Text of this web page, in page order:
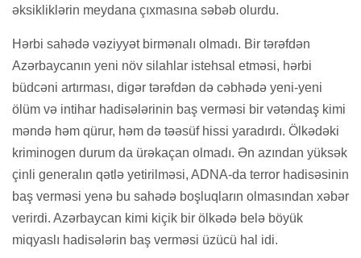
əksikliklərin meydana çıxmasına səbəb olurdu.
Hərbi sahədə vəziyyət birmənalı olmadı. Bir tərəfdən
Azərbaycanın yeni növ silahlar istehsal etməsi, hərbi
büdcəni artırması, digər tərəfdən də cəbhədə yeni-yeni
ölüm və intihar hadisələrinin baş verməsi bir vətəndaş kimi
məndə həm qürur, həm də təəsüf hissi yaradırdı. Ölkədəki
kriminogen durum da ürəkaçan olmadı. Ən azından yüksək
çinli generalın qətlə yetirilməsi, ADNA-da terror hadisəsinin
baş verməsi yenə bu sahədə boşluqların olmasından xəbər
verirdi. Azərbaycan kimi kiçik bir ölkədə belə böyük
miqyaslı hadisələrin baş verməsi üzücü hal idi.